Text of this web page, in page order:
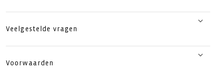
Veelgestelde vragen
Voorwaarden